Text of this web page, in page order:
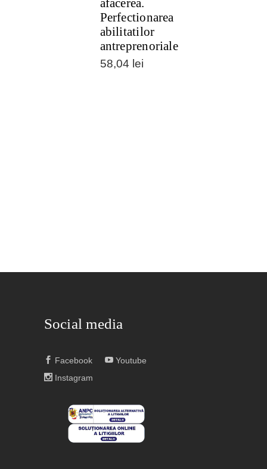
afacerea.
Perfectionarea
abilitatilor
antreprenoriale
58,04 lei
Social media
Facebook
Youtube
Instagram